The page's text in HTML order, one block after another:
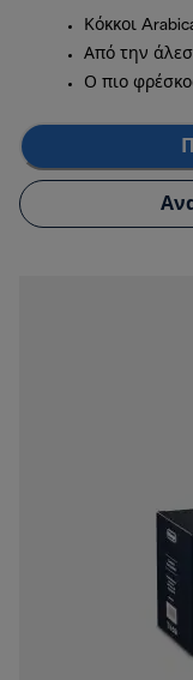
Κόκκοι
Από την
Ο πιο